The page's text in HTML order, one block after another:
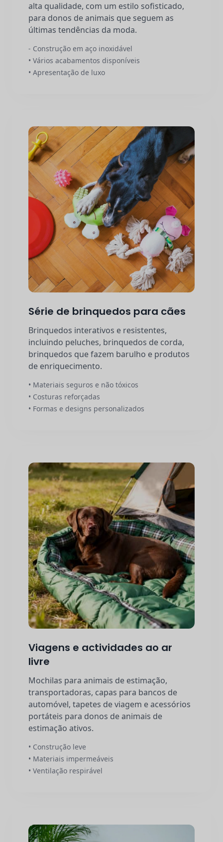
alta qualidade, com um estilo sofisticado,
para donos de animais que seguem as
últimas tendências da moda.
- Construção em aço inoxidável
• Vários acabamentos disponíveis
• Apresentação de luxo
Série de brinquedos para cães
Brinquedos interativos e resistentes,
incluindo peluches, brinquedos de corda,
brinquedos que fazem barulho e produtos
de enriquecimento.
• Materiais seguros e não tóxicos
• Costuras reforçadas
• Formas e designs personalizados
Viagens e actividades ao ar
livre
Mochilas para animais de estimação,
transportadoras, capas para bancos de
automóvel, tapetes de viagem e acessórios
portáteis para donos de animais de
estimação ativos.
• Construção leve
• Materiais impermeáveis
• Ventilação respirável